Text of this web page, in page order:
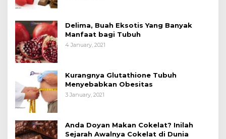
Delima, Buah Eksotis Yang Banyak
Manfaat bagi Tubuh
4 January, 2021
Kurangnya Glutathione Tubuh
Menyebabkan Obesitas
3 January, 2021
Anda Doyan Makan Cokelat? Inilah
Sejarah Awalnya Cokelat di Dunia